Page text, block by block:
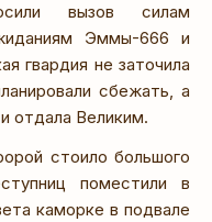
вызов силам
Эммы-666 и
гвардия не заточила
сбежать, а
отдала Великим.
стоило большого
поместили в
каморке в подвале